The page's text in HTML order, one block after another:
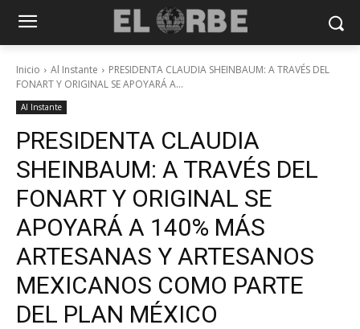
Inicio Al Instante
PRESIDENTA CLAUDIA SHEINBAUM: A TRAVÉS DEL
FONART Y ORIGINAL SE APOYARÁ A...
Al Instante
PRESIDENTA CLAUDIA
SHEINBAUM: A TRAVÉS DEL
FONART Y ORIGINAL SE
APOYARÁ A 140% MÁS
ARTESANAS Y ARTESANOS
MEXICANOS COMO PARTE
DEL PLAN MÉXICO